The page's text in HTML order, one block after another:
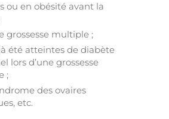
ou en obésité avant la
grossesse multiple ;
été atteintes de diabète
lors d’une grossesse
;
des ovaires
etc.